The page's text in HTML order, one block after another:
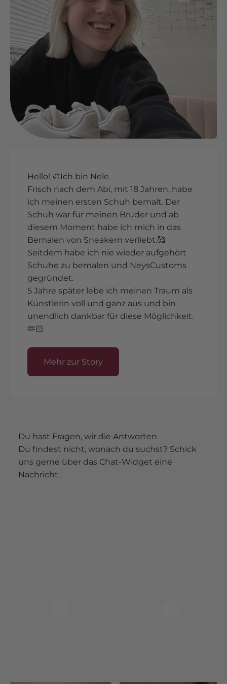
Hello! 🎨Ich bin Nele.
Frisch nach dem Abi, mit 18 Jahren, habe
ich meinen ersten Schuh bemalt. Der
Schuh war für meinen Bruder und ab
diesem Moment habe ich mich in das
Bemalen von Sneakern verliebt.🥰
Seitdem habe ich nie wieder aufgehört
Schuhe zu bemalen und NeysCustoms
gegründet.
5 Jahre später lebe ich meinen Traum als
Künstlerin voll und ganz aus und bin
unendlich dankbar für diese Möglichkeit.
🫶🏻
Mehr zur Story
Du hast Fragen, wir die Antworten
Du findest nicht, wonach du suchst? Schick
uns gerne über das Chat-Widget eine
Nachricht.